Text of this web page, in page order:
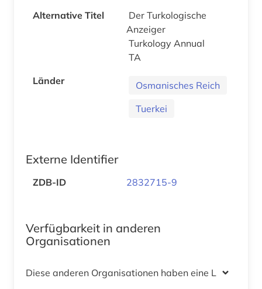
Alternative Titel
Der Turkologische
Anzeiger
Turkology Annual
TA
Länder
Osmanisches Reich
Tuerkei
Externe Identifier
ZDB-ID 2832715-9
Verfügbarkeit in anderen
Organisationen
Diese anderen Organisationen haben eine Lizenz